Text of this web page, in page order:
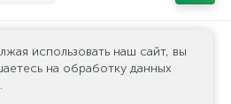
душевой набор Cezares
NOP
использовать наш сайт, вы
на обработку данных